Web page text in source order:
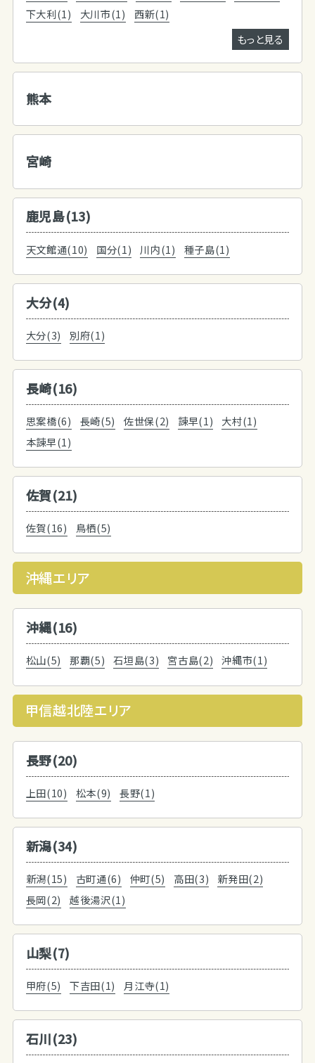
下大利(1)
大川市(1)
西新(1)
もっと見る
熊本
宮崎
鹿児島(13)
天文館通(10) 国分(1) 川内(1) 種子島(1)
大分(4)
大分(3) 別府(1)
長崎(16)
思案橋(6) 長崎(5) 佐世保(2) 諫早(1)
大村(1)
本諫早(1)
佐賀(21)
佐賀(16) 鳥栖(5)
沖縄エリア
沖縄(16)
松山(5) 那覇(5) 石垣島(3) 宮古島(2) 沖縄市(1)
甲信越北陸エリア
長野(20)
上田(10) 松本(9) 長野(1)
新潟(34)
新潟(15) 古町通(6) 仲町(5) 高田(3)
新発田(2)
長岡(2)
越後湯沢(1)
山梨(7)
甲府(5) 下吉田(1) 月江寺(1)
石川(23)